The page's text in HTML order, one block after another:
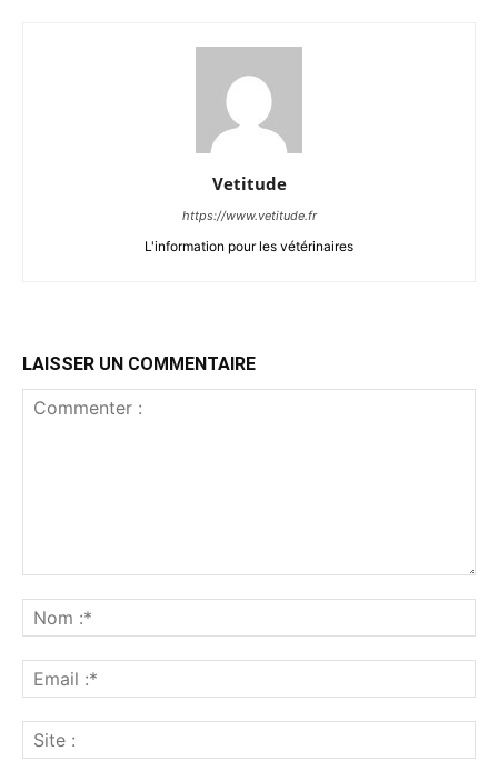
Vetitude
https://www.vetitude.fr
L'information pour les vétérinaires
LAISSER UN COMMENTAIRE